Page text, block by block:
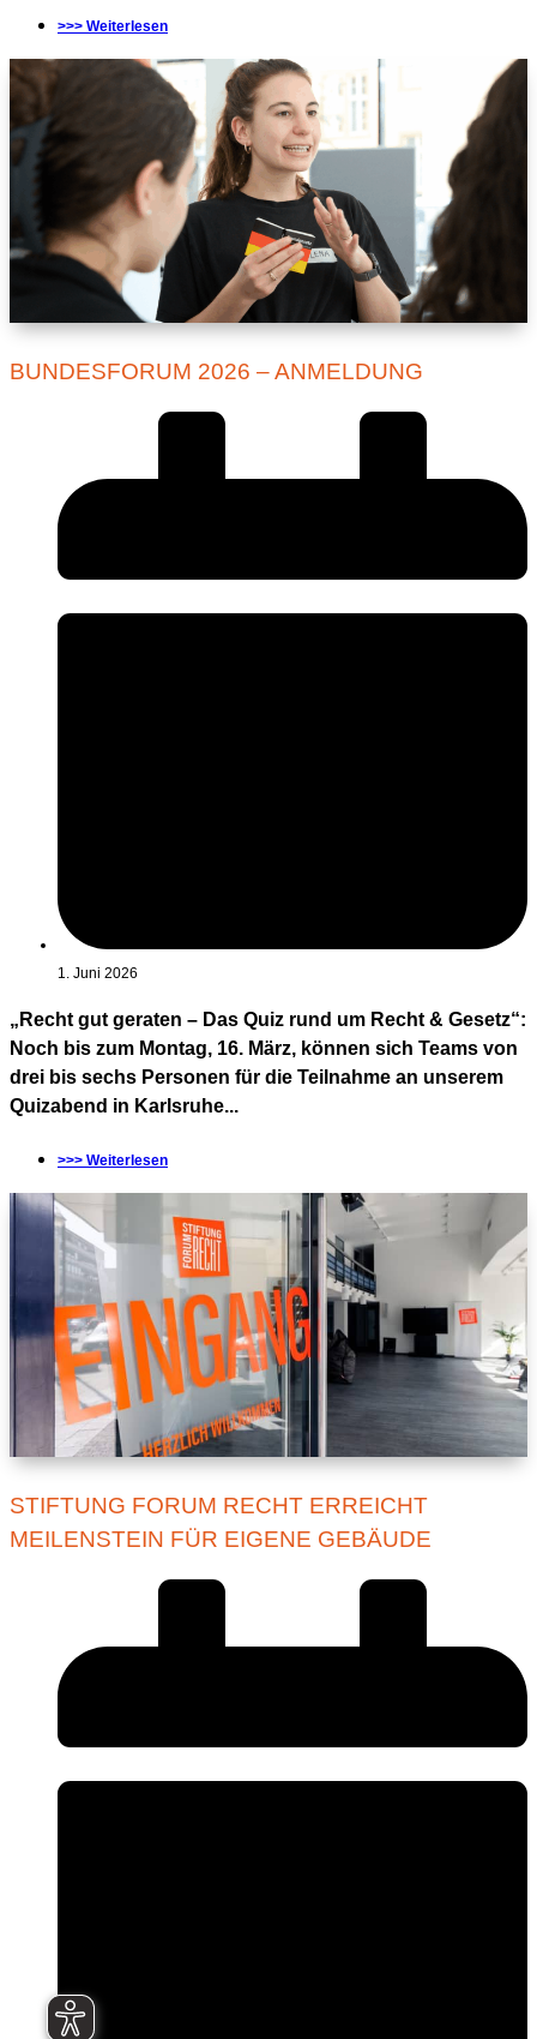
>>> Weiterlesen
BUNDESFORUM 2026 – ANMELDUNG
1. Juni 2026
„Recht gut geraten – Das Quiz rund um Recht & Gesetz“:
Noch bis zum Montag, 16. März, können sich Teams von
drei bis sechs Personen für die Teilnahme an unserem
Quizabend in Karlsruhe...
>>> Weiterlesen
STIFTUNG FORUM RECHT ERREICHT
MEILENSTEIN FÜR EIGENE GEBÄUDE